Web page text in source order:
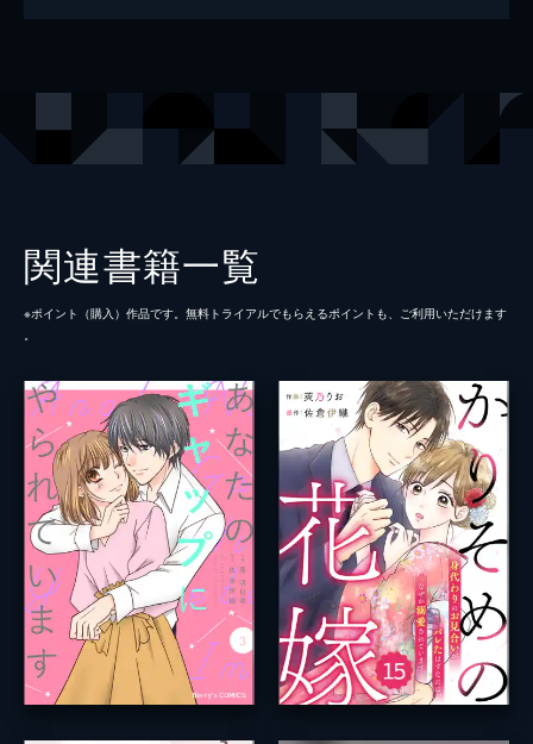
関連書籍一覧
※ポイント（購⼊）作品です。無料トライアルでもらえるポイントも、ご利⽤いただけます
。